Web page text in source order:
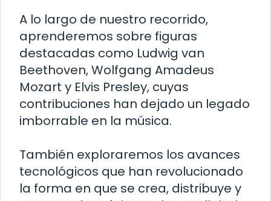
A lo largo de nuestro recorrido,
aprenderemos sobre figuras
destacadas como Ludwig van
Beethoven, Wolfgang Amadeus
Mozart y Elvis Presley, cuyas
contribuciones han dejado un legado
imborrable en la música.
También exploraremos los avances
tecnológicos que han revolucionado
la forma en que se crea, distribuye y